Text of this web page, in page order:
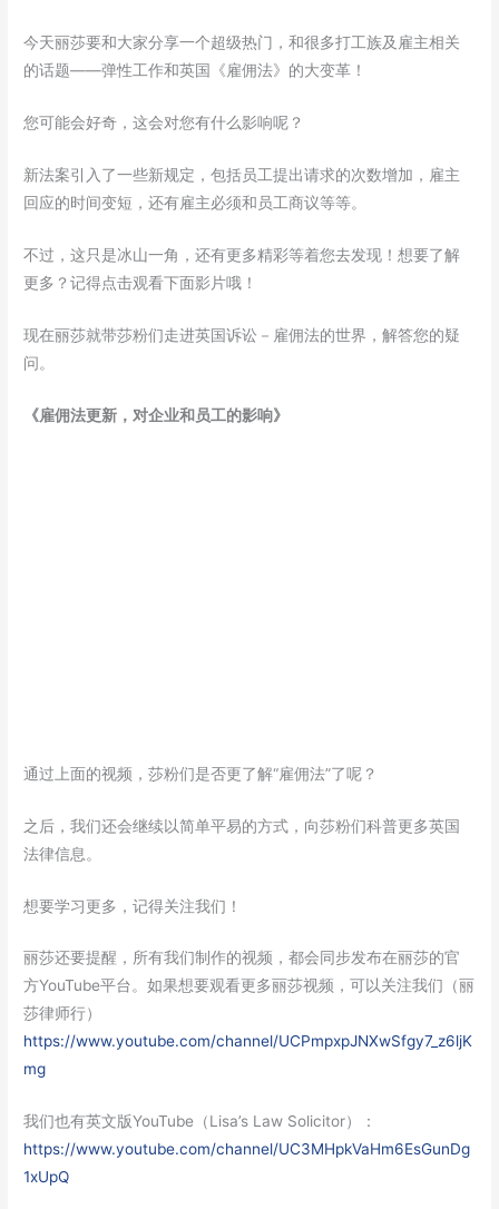
今天丽莎要和大家分享一个超级热门，和很多打工族及雇主相关
的话题——弹性工作和英国《雇佣法》的大变革！
您可能会好奇，这会对您有什么影响呢？
新法案引入了一些新规定，包括员工提出请求的次数增加，雇主
回应的时间变短，还有雇主必须和员工商议等等。
不过，这只是冰山一角，还有更多精彩等着您去发现！想要了解
更多？记得点击观看下面影片哦！
现在丽莎就带莎粉们走进英国诉讼－雇佣法的世界，解答您的疑
问。
《雇佣法更新，对企业和员工的影响》
通过上面的视频，莎粉们是否更了解“雇佣法”了呢？
之后，我们还会继续以简单平易的方式，向莎粉们科普更多英国
法律信息。
想要学习更多，记得关注我们！
丽莎还要提醒，所有我们制作的视频，都会同步发布在丽莎的官
方YouTube平台。如果想要观看更多丽莎视频，可以关注我们（丽
莎律师行）
https://www.youtube.com/channel/UCPmpxpJNXwSfgy7_z6ljK
mg
我们也有英文版YouTube（Lisa’s Law Solicitor）：
https://www.youtube.com/channel/UC3MHpkVaHm6EsGunDg
1xUpQ